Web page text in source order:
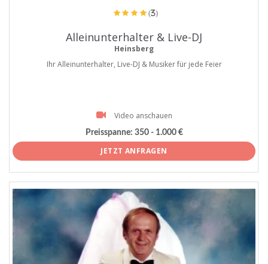
(3)
Alleinunterhalter & Live-DJ
Heinsberg
Ihr Alleinunterhalter, Live-DJ & Musiker für jede Feier
Video anschauen
Preisspanne: 350 - 1.000 €
JETZT ANFRAGEN